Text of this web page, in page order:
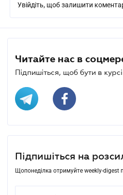
Увійдіть, щоб залишити
Читайте нас в
Підпишіться, щоб бути в
Підпишіться на
Щопонеділка отримуйте weekly-digest